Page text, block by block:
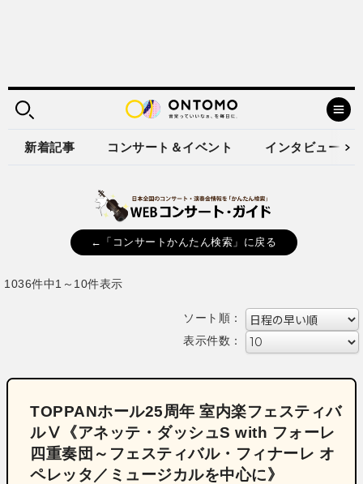
新着記事 コンサート＆イベント インタビュー
←「コンサートかんたん検索」に戻る
1036件中1～10件表示
ソート順：
表示件数：
TOPPANホール25周年 室内楽フェスティバ
ルⅤ《アネッテ・ダッシュS with フォーレ
四重奏団～フェスティバル・フィナーレ オ
ペレッタ／ミュージカルを中心に》